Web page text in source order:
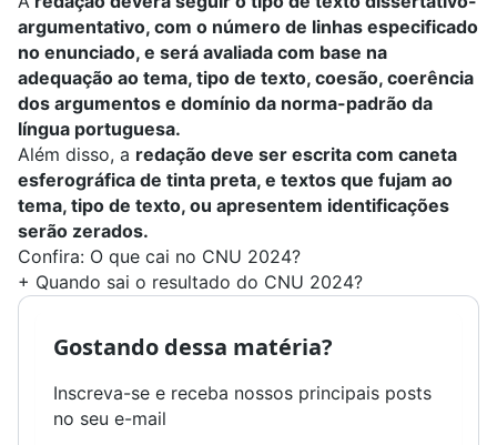
argumentativo, com o número de linhas especificado
no enunciado, e será avaliada com base na
adequação ao tema, tipo de texto, coesão, coerência
dos argumentos e domínio da norma-padrão da
língua portuguesa.
Além disso, a redação deve ser escrita com caneta
esferográfica de tinta preta, e textos que fujam ao
tema, tipo de texto, ou apresentem identificações
serão zerados.
Confira: O que cai no CNU 2024?
+ Quando sai o resultado do CNU 2024?
Gostando dessa matéria?
Inscreva-se e receba nossos principais posts
no seu e-mail